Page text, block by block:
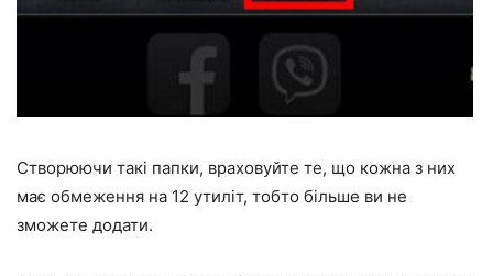
Створюючи такі папки, враховуйте те, що кожна з них
має обмеження на 12 утиліт, тобто більше ви не
зможете додати.